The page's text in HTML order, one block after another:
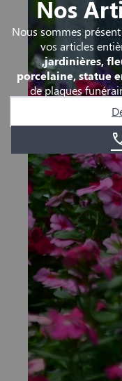
Nos
Nous sommes
vos articles
,jardinières,
porcelaine, statue
de plaques